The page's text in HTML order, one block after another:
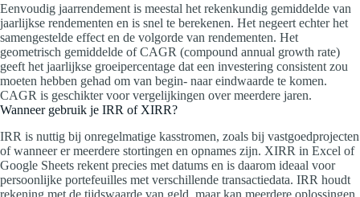
Eenvoudig jaarrendement is meestal het rekenkundig gemiddelde van
jaarlijkse rendementen en is snel te berekenen. Het negeert echter het
samengestelde effect en de volgorde van rendementen. Het
geometrisch gemiddelde of CAGR (compound annual growth rate)
geeft het jaarlijkse groeipercentage dat een investering consistent zou
moeten hebben gehad om van begin- naar eindwaarde te komen.
CAGR is geschikter voor vergelijkingen over meerdere jaren.
Wanneer gebruik je IRR of XIRR?
IRR is nuttig bij onregelmatige kasstromen, zoals bij vastgoedprojecten
of wanneer er meerdere stortingen en opnames zijn. XIRR in Excel of
Google Sheets rekent precies met datums en is daarom ideaal voor
persoonlijke portefeuilles met verschillende transactiedata. IRR houdt
rekening met de tijdswaarde van geld, maar kan meerdere oplossingen